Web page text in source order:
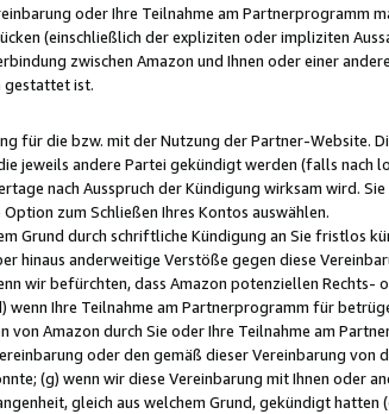
oder Ihre Teilnahme am Partnerprogramm
(einschließlich der expliziten oder impliziten
zwischen Amazon und Ihnen oder einer
gestattet ist.
für die bzw. mit der Nutzung der Partner-Website.
jeweils andere Partei gekündigt werden (falls nach
nach Ausspruch der Kündigung wirksam wird.
zum Schließen Ihres Kontos auswählen.
Grund durch schriftliche Kündigung an Sie fristlos
hinaus anderweitige Verstöße gegen diese
wir befürchten, dass Amazon potenziellen
wenn Ihre Teilnahme am Partnerprogramm für
von Amazon durch Sie oder Ihre Teilnahme am
oder den gemäß dieser Vereinbarung
(g) wenn wir diese Vereinbarung mit Ihnen oder
gleich aus welchem Grund, gekündigt